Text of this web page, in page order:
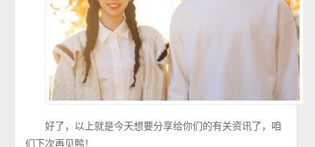
好了，以上就是今天想要分享给你们的有关资讯了，咱
们下次再见鸭！